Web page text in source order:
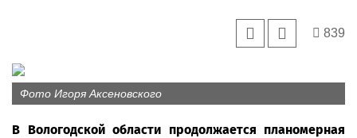
839
Фото Игоря Аксеновского
В Вологодской области продолжается планомерная